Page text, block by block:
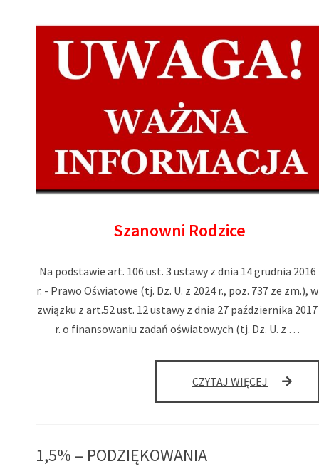
Szanowni Rodzice
Na podstawie art. 106 ust. 3 ustawy z dnia 14 grudnia 2016
r. - Prawo Oświatowe (tj. Dz. U. z 2024 r., poz. 737 ze zm.), w
związku z art.52 ust. 12 ustawy z dnia 27 października 2017
r. o finansowaniu zadań oświatowych (tj. Dz. U. z …
CZYTAJ WIĘCEJ ZMIANA
1,5% – PODZIĘKOWANIA